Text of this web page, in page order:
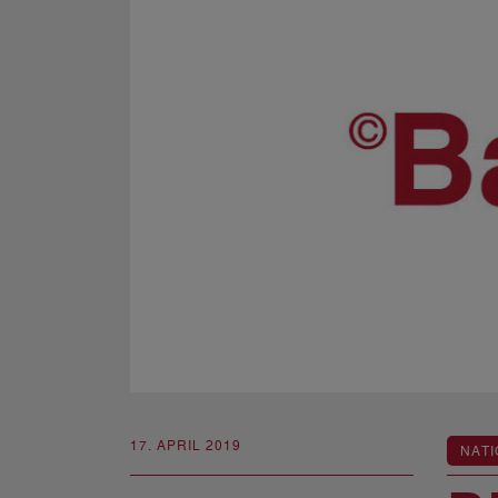
17. APRIL 2019